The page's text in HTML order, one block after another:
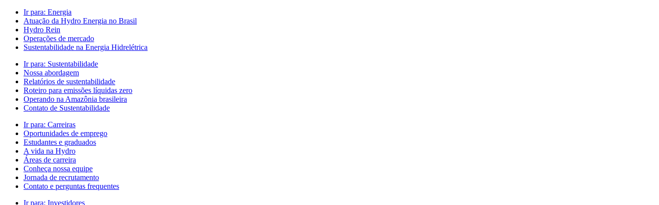
Ir para: Energia
Atuação da Hydro Energia no Brasil
Hydro Rein
Operações de mercado
Sustentabilidade na Energia Hidrelétrica
Ir para: Sustentabilidade
Nossa abordagem
Relatórios de sustentabilidade
Roteiro para emissões líquidas zero
Operando na Amazônia brasileira
Contato de Sustentabilidade
Ir para: Carreiras
Oportunidades de emprego
Estudantes e graduados
A vida na Hydro
Áreas de carreira
Conheça nossa equipe
Jornada de recrutamento
Contato e perguntas frequentes
Ir para: Investidores